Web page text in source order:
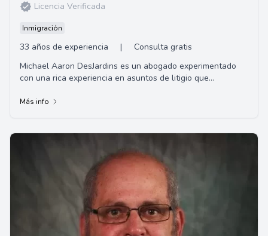
Licencia Verificada
Inmigración
33 años de experiencia |
Consulta gratis
Michael Aaron DesJardins es un abogado experimentado
con una rica experiencia en asuntos de litigio que
Más info